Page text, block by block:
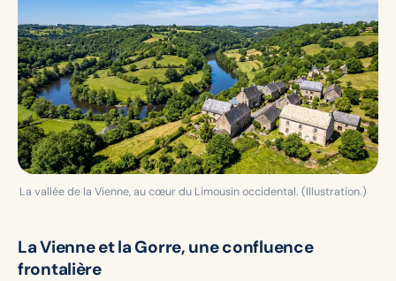
La vallée de la Vienne, au cœur du Limousin occidental. (Illustration.)
La Vienne et la Gorre, une confluence
frontalière